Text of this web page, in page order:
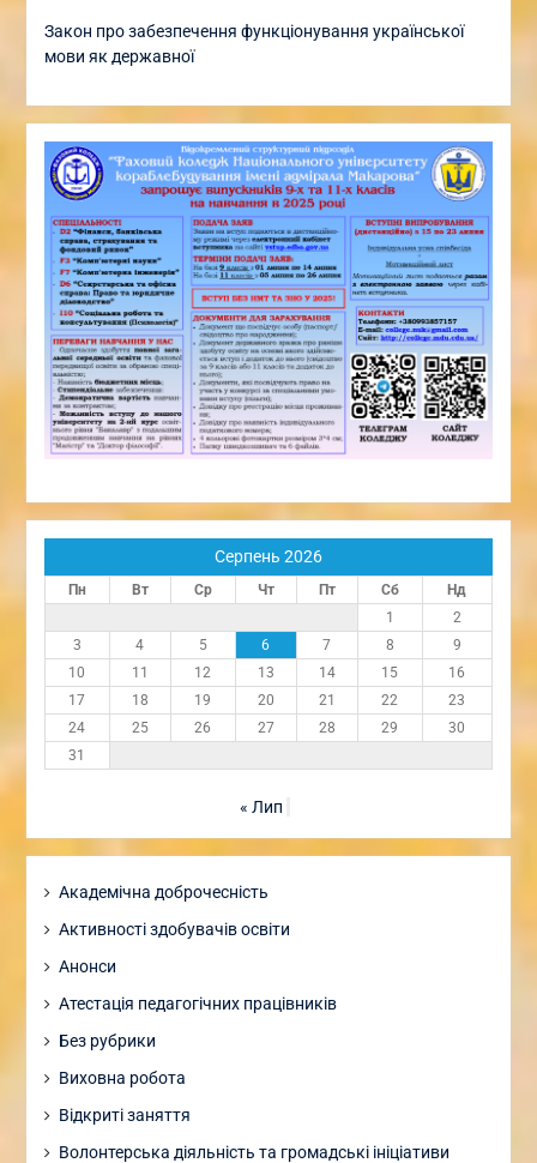
Закон про забезпечення функціонування української
мови як державної
Серпень 2026
Пн Вт Ср Чт Пт Сб
Нд
1
2
3
4 5 6 7 8
9
10
11 12 13 14 15
16
17
18 19 20 21 22
23
24
25 26 27 28 29
30
31
« Лип
Академічна доброчесність
Активності здобувачів освіти
Анонси
Атестація педагогічних працівників
Без рубрики
Виховна робота
Відкриті заняття
Волонтерська діяльність та громадські ініціативи